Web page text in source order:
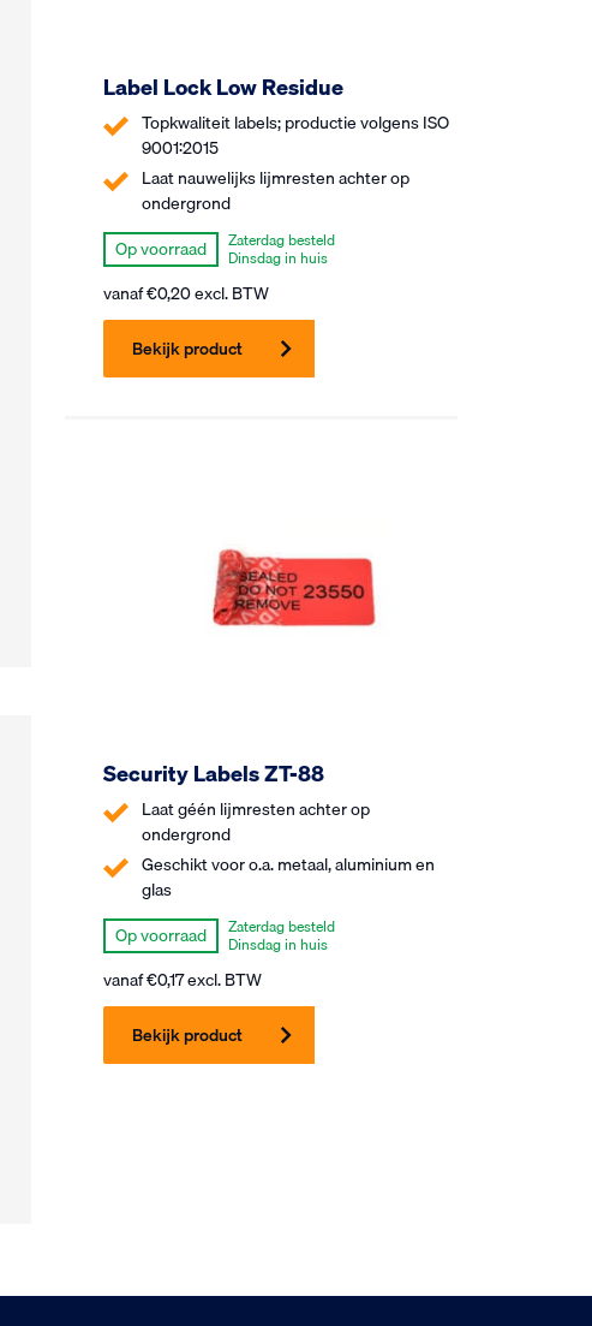
Label Lock Low Residue
Topkwaliteit labels; productie volgens ISO
9001:2015
Laat nauwelijks lijmresten achter op
ondergrond
Op voorraad
Zaterdag besteld
Dinsdag in huis
vanaf€0,20excl. BTW
Bekijk product
Security Labels ZT-88
Laat géén lijmresten achter op
ondergrond
Geschikt voor o.a. metaal, aluminium en
glas
Op voorraad
Zaterdag besteld
Dinsdag in huis
vanaf€0,17excl. BTW
Bekijk product